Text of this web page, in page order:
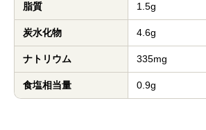
脂質 1.5g
炭水化物 4.6g
ナトリウム 335mg
食塩相当量 0.9g